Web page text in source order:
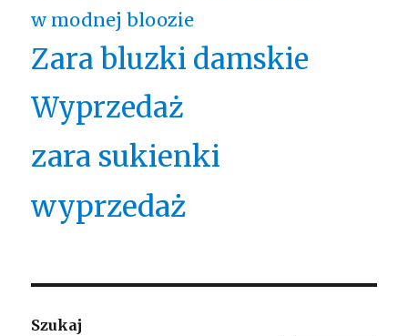
w modnej bloozie
Zara bluzki damskie
Wyprzedaż
zara sukienki
wyprzedaż
Szukaj